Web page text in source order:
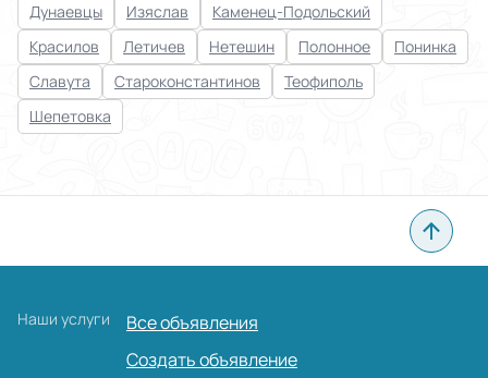
Дунаевцы
Изяслав
Каменец-Подольский
Красилов
Летичев Нетешин Полонное
Понинка
Славута
Староконстантинов
Теофиполь
Шепетовка
Наши услуги
Все объявления
Создать объявление